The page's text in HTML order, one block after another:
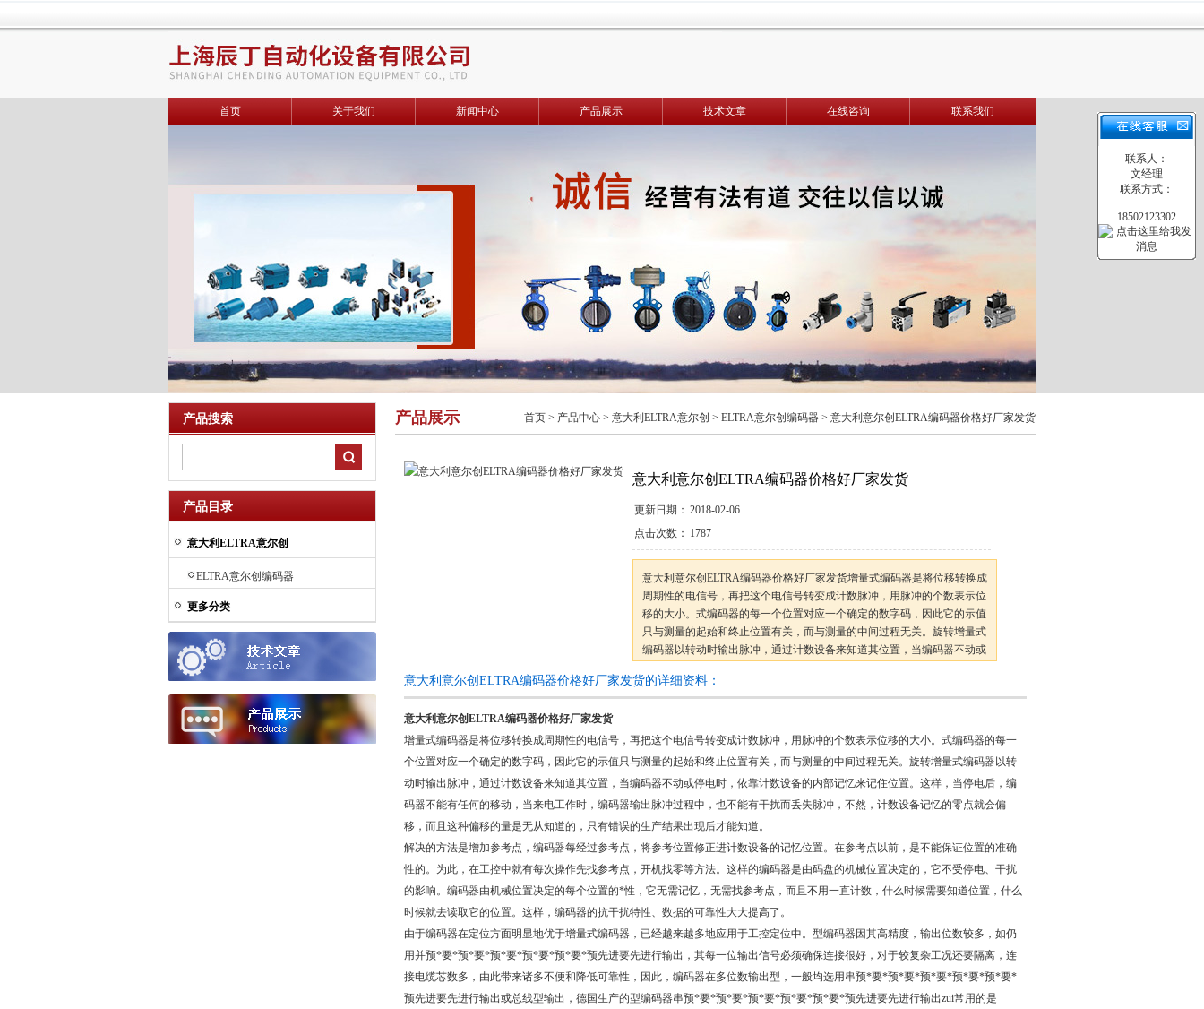
首页 关于我们 新闻中心 产品展示 技术文章 在线咨询 联系我们
产品搜索
产品目录
意大利ELTRA意尔创
ELTRA意尔创编码器
更多分类
产品展示 首页 > 产品中心 > 意大利ELTRA意尔创 > ELTRA意尔创编码器 > 意大利意尔创ELTRA编码器价格好厂家发货
意大利意尔创ELTRA编码器价格好厂家发货
更新日期： 2018-02-06
点击次数： 1787
意大利意尔创ELTRA编码器价格好厂家发货增量式编码器是将位移转换成
周期性的电信号，再把这个电信号转变成计数脉冲，用脉冲的个数表示位
移的大小。式编码器的每一个位置对应一个确定的数字码，因此它的示值
只与测量的起始和终止位置有关，而与测量的中间过程无关。旋转增量式
编码器以转动时输出脉冲，通过计数设备来知道其位置，当编码器不动或
不能有任
意大利意尔创ELTRA编码器价格好厂家发货的详细资料：
意大利意尔创ELTRA编码器价格好厂家发货
增量式编码器是将位移转换成周期性的电信号，再把这个电信号转变成计数脉冲，用脉冲的个数表示位移的大小。式编码器的每一
个位置对应一个确定的数字码，因此它的示值只与测量的起始和终止位置有关，而与测量的中间过程无关。旋转增量式编码器以转
动时输出脉冲，通过计数设备来知道其位置，当编码器不动或停电时，依靠计数设备的内部记忆来记住位置。这样，当停电后，编
码器不能有任何的移动，当来电工作时，编码器输出脉冲过程中，也不能有干扰而丢失脉冲，不然，计数设备记忆的零点就会偏
移，而且这种偏移的量是无从知道的，只有错误的生产结果出现后才能知道。
解决的方法是增加参考点，编码器每经过参考点，将参考位置修正进计数设备的记忆位置。在参考点以前，是不能保证位置的准确
性的。为此，在工控中就有每次操作先找参考点，开机找零等方法。这样的编码器是由码盘的机械位置决定的，它不受停电、干扰
的影响。编码器由机械位置决定的每个位置的*性，它无需记忆，无需找参考点，而且不用一直计数，什么时候需要知道位置，什么
时候就去读取它的位置。这样，编码器的抗干扰特性、数据的可靠性大大提高了。
由于编码器在定位方面明显地优于增量式编码器，已经越来越多地应用于工控定位中。型编码器因其高精度，输出位数较多，如仍
用并预*要*预*要*预*要*预*要*预*要*预先进要先进行输出，其每一位输出信号必须确保连接很好，对于较复杂工况还要隔离，连
接电缆芯数多，由此带来诸多不便和降低可靠性，因此，编码器在多位数输出型，一般均选用串预*要*预*要*预*要*预*要*预*要*
预先进要先进行输出或总线型输出，德国生产的型编码器串预*要*预*要*预*要*预*要*预*要*预先进要先进行输出zui常用的是
联系人：
文经理
联系方式：
18502123302